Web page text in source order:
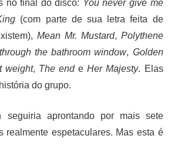
no final do disco: You never give me
(com parte de sua letra feita de
Mean Mr. Mustard, Polythene
the bathroom window, Golden
weight, The endeHer Majesty. Elas
do grupo.
aprontando por mais sete
realmente espetaculares. Mas esta é